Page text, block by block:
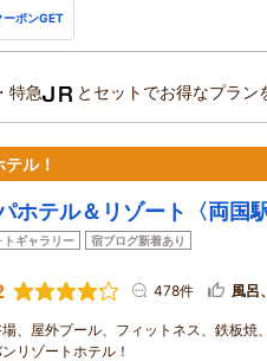
ーポンGET
特急 とセットでお得なプラン
ル！
ホテル＆リゾート〈両国
トギャラリー 宿ブログ新着あり
478件 風呂
、屋外プール、フィットネス、鉄板焼
リゾートホテル！